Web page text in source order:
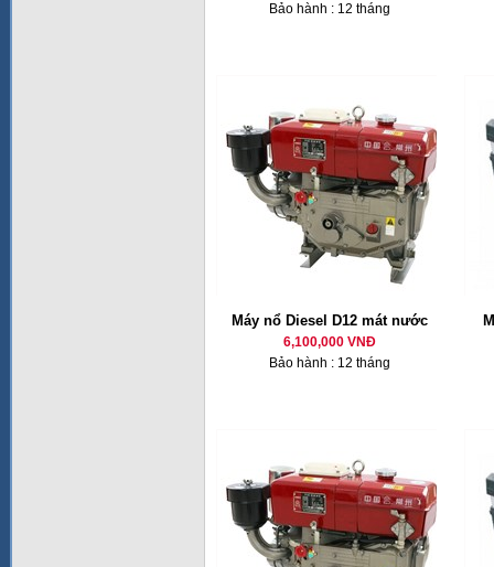
Bảo hành : 12 tháng
Máy nổ Diesel D12 mát nước
6,100,000 VNĐ
Bảo hành : 12 tháng